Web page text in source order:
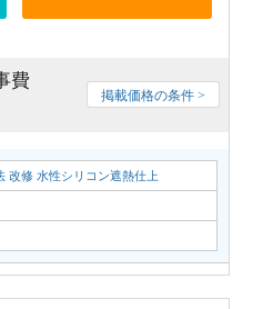
費
掲載価格の条件 >
改修 水性シリコン遮熱仕上